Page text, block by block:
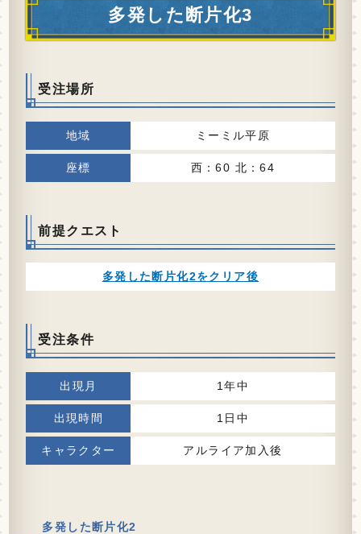
多発した断片化3
受注場所
ミーミル平原
西：60 北：64
前提クエスト
多発した断片化2をクリア後
受注条件
1年中
1日中
アルライア加入後
多発した断片化2